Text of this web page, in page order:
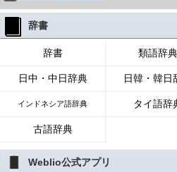
辞書
辞書 類語辞典
日中・中日辞典 日韓・韓日
インドネシア語辞典 タイ語辞
古語辞典
Weblio公式アプリ